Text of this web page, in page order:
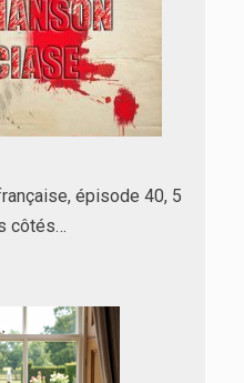
épisode 40, 5
côtés…